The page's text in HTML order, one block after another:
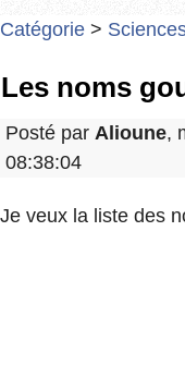
Catégorie >
Les noms
Posté par Alioune,
08:38:04
Je veux la liste des